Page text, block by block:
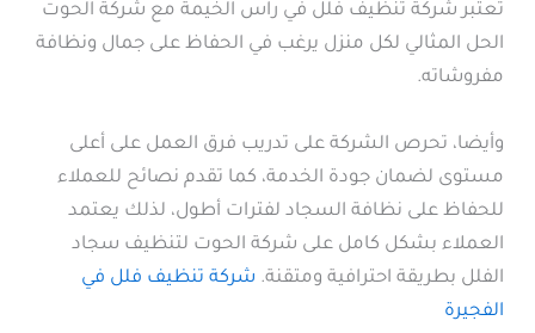
تعتبر شركة تنظيف فلل في راس الخيمة مع شركة الحوت
الحل المثالي لكل منزل يرغب في الحفاظ على جمال ونظافة
مفروشاته.
وأيضا، تحرص الشركة على تدريب فرق العمل على أعلى
مستوى لضمان جودة الخدمة، كما تقدم نصائح للعملاء
للحفاظ على نظافة السجاد لفترات أطول، لذلك يعتمد
العملاء بشكل كامل على شركة الحوت لتنظيف سجاد
الفلل بطريقة احترافية ومتقنة. شركة تنظيف فلل في
الفجيرة